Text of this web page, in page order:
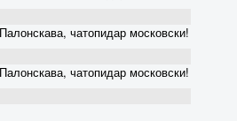
чатопидар московски!
чатопидар московски!